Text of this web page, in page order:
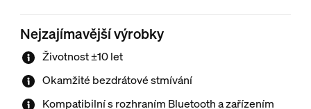
Nejzajímavější výrobky
Životnost ±10 let
Okamžité bezdrátové stmívání
Kompatibilní s rozhraním Bluetooth a zařízením